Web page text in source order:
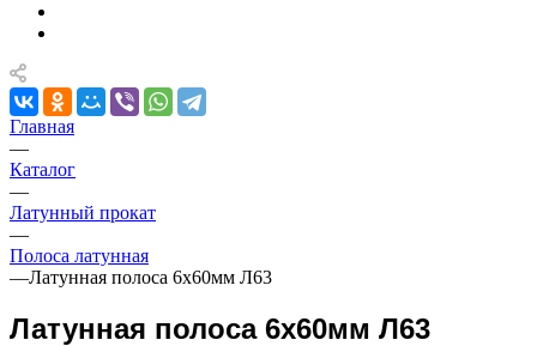
Главная
—
Каталог
—
Латунный прокат
—
Полоса латунная
—Латунная полоса 6х60мм Л63
Латунная полоса 6х60мм Л63